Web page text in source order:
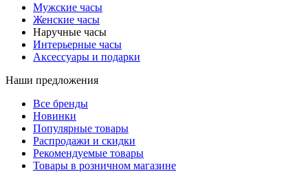
Мужские часы
Женские часы
Наручные часы
Интерьерные часы
Аксессуары и подарки
Наши предложения
Все бренды
Новинки
Популярные товары
Распродажи и скидки
Рекомендуемые товары
Товары в розничном магазине